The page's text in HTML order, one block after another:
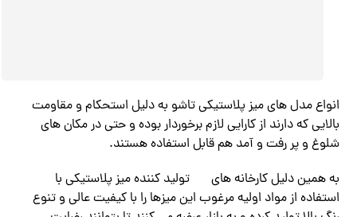
انواع مدل های میز پلاستیکی تاشو به دلیل استحکام و مقاومت
بالایی که دارند از کارایی لازم برخوردار بوده و حتی در مکان های
شلوغ و پر رفت و آمد هم قابل استفاده هستند.
به همین دلیل کارخانه های
تولید کننده میز پلاستیکی با
استفاده از مواد اولیه مرغوب این میزها را با کیفیت عالی و تنوع